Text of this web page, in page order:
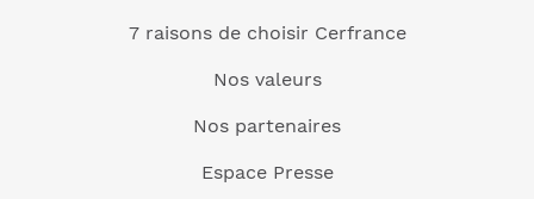
7 raisons de choisir Cerfrance
Nos valeurs
Nos partenaires
Espace Presse